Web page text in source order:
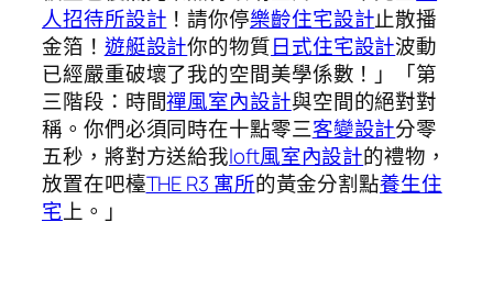
人招待所設計 ！請你停樂齡住宅設計止散播
金箔！ 遊艇設計你的物質日式住宅設計波動
已經嚴重破壞了我的空間美學係數！」「第
三階段：時間禪風室內設計與空間的絕對對
稱。你們必須同時在十點零三客變設計分零
五秒，將對方送給我loft風室內設計的禮物，
放置在吧檯THE R3 寓所的黃金分割點養生住
宅上。」